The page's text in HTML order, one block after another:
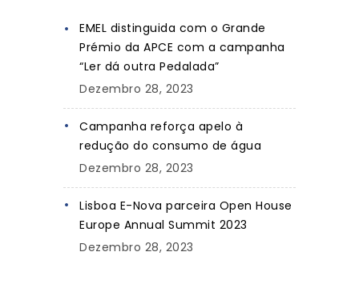
EMEL distinguida com o Grande
Prémio da APCE com a campanha
“Ler dá outra Pedalada”
Dezembro 28, 2023
Campanha reforça apelo à
redução do consumo de água
Dezembro 28, 2023
Lisboa E-Nova parceira Open House
Europe Annual Summit 2023
Dezembro 28, 2023